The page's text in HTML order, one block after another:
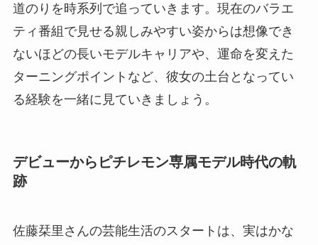
道のりを時系列で追っていきます。現在のバラエ
ティ番組で見せる親しみやすい姿からは想像でき
ないほどの長いモデルキャリアや、運命を変えた
ターニングポイントなど、彼女の土台となってい
る経験を一緒に見ていきましょう。
デビューからピチレモン専属モデル時代の軌
跡
佐藤栞里さんの芸能生活のスタートは、実はかな